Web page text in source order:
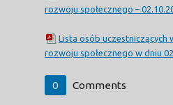
rozwoju społecznego –
Lista osób uczestniczących
rozwoju społecznego w dniu
0 Comments